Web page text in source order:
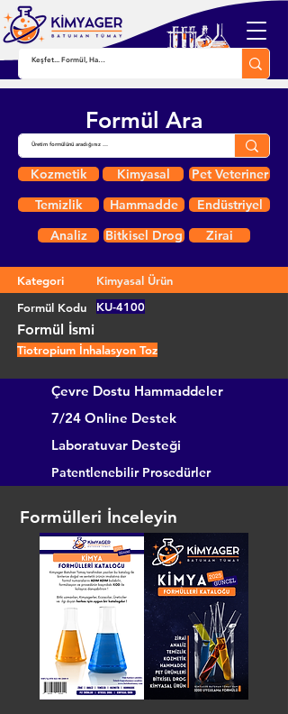
Formül Ara
Kozmetik Kimyasal
Pet Veteriner
Temizlik
Hammadde
Endüstriyel
Analiz
Bitkisel Drog Zirai
Kategori
Kimyasal Ürün
Formül Kodu
KU-4100
Formül İsmi
Tiotropium İnhalasyon Toz
Çevre Dostu Hammaddeler
7/24 Online Destek
Laboratuvar Desteği
Patentlenebilir Prosedürler
Formülleri İnceleyin